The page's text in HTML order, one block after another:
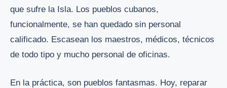
que sufre la Isla. Los pueblos cubanos,
funcionalmente, se han quedado sin personal
calificado. Escasean los maestros, médicos, técnicos
de todo tipo y mucho personal de oficinas.
En la práctica, son pueblos fantasmas. Hoy, reparar